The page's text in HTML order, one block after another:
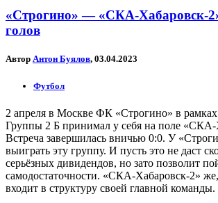
«Строгино» — «СКА-Хабаровск-
голов
Автор Антон Буялов, 03.04.2023
Футбол
2 апреля в Москве ФК «Строгино» в
Группы 2 Б принимал у себя на поле «СКА-
Встреча завершилась вничью 0:0. У
выиграть эту группу. И пусть это не даст
серьёзных дивидендов, но зато позволит
самодостаточности. «СКА-Хабаровск-2»
входит в структуру своей главной